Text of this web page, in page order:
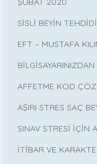
SİSLİ BEYİN
EFT – MUSTAFA
AFFETME KOD
AŞIRI STRES SAÇ
SINAV STRESİ İÇİN
İTİBAR VE